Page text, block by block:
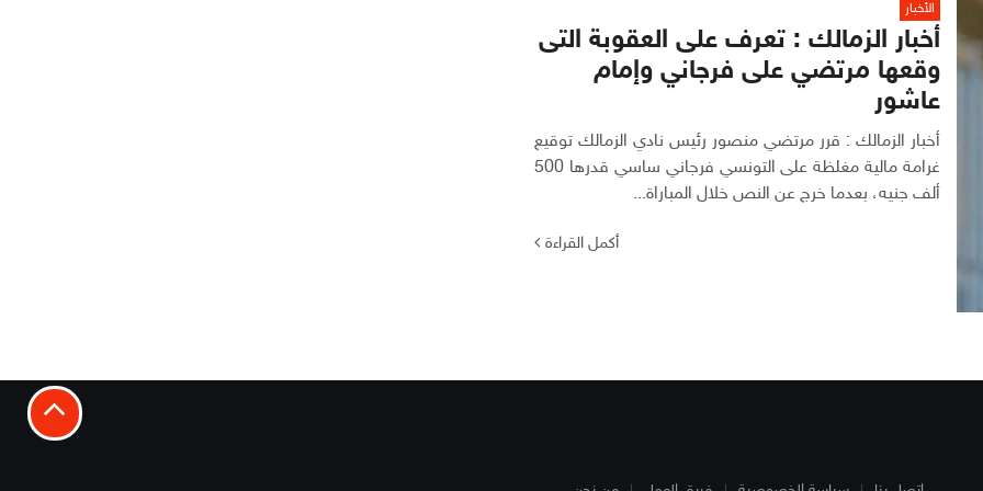
الأخبار
أخبار الزمالك : تعرف على العقوبة التى
وقعها مرتضي على فرجاني وإمام
عاشور
أخبار الزمالك : قرر مرتضي منصور رئيس نادي الزمالك توقيع
غرامة مالية مغلظة على التونسي فرجاني ساسي قدرها 500
ألف جنيه، بعدما خرج عن النص خلال المباراة...
أكمل القراءة